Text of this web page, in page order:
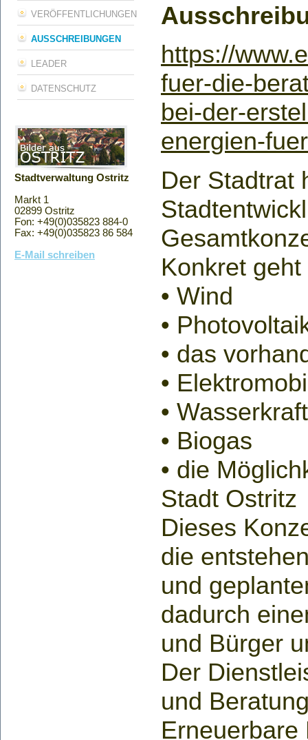
VERÖFFENTLICHUNGEN
AUSSCHREIBUNGEN
LEADER
DATENSCHUTZ
Stadtverwaltung Ostritz
Markt 1
02899 Ostritz
Fon: +49(0)035823 884-0
Fax: +49(0)035823 86 584
E-Mail schreiben
https://
fuer-die-
bei-der-
energien-
Der Stadtrat
Konkret
• Wind
•
• das
•
• Wasserkraft
• Biogas
• die
Stadt Ostritz
Dieses
die
und
dadurch
und Bürger
Der
und